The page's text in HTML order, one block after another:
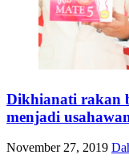
Dikhianati rakan
menjadi
November 27, 2019